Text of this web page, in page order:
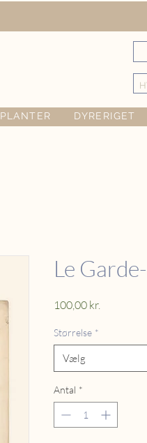
PLANTER DYRERIGET
Le
100,00 kr.
Størrelse *
Vælg
Antal *